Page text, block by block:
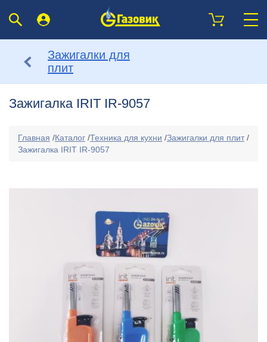
Зажигалки для
плит
Зажигалка IRIT IR-9057
Главная /Каталог /Техника для кухни /Зажигалки для плит /
Зажигалка IRIT IR-9057